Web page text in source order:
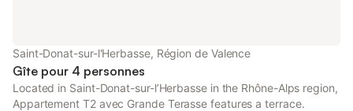
Saint-Donat-sur-l'Herbasse, Région de Valence
Gîte pour 4 personnes
Located in Saint-Donat-sur-lʼHerbasse in the Rhône-Alps region,
Appartement T2 avec Grande Terasse features a terrace.